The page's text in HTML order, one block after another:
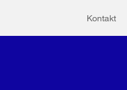
Kontakt